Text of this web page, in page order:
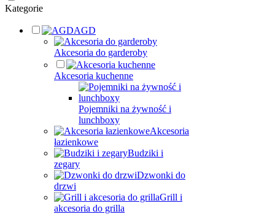
Kategorie
AGD
Akcesoria do garderoby
Akcesoria kuchenne
Pojemniki na żywność i
lunchboxy
Akcesoria
łazienkowe
Budziki i
zegary
Dzwonki do
drzwi
Grill i
akcesoria do grilla